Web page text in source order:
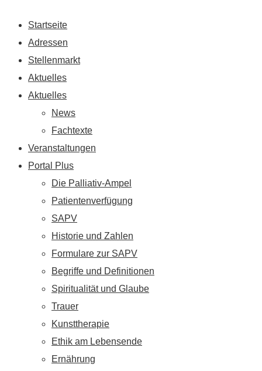
Startseite
Adressen
Stellenmarkt
Aktuelles
Aktuelles
News
Fachtexte
Veranstaltungen
Portal Plus
Die Palliativ-Ampel
Patientenverfügung
SAPV
Historie und Zahlen
Formulare zur SAPV
Begriffe und Definitionen
Spiritualität und Glaube
Trauer
Kunsttherapie
Ethik am Lebensende
Ernährung